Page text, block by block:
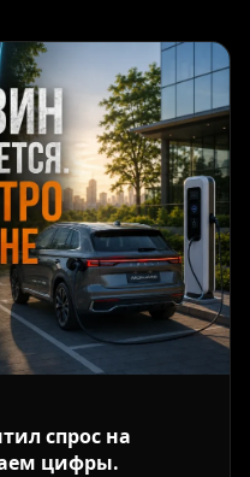
спрос на
цифры.